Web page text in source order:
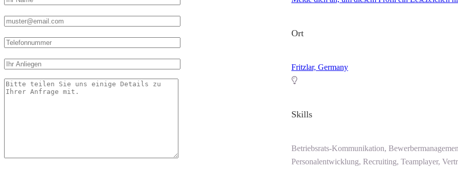
Ort
Fritzlar, Germany
Skills
Betriebsrats-Kommunikation,
Personalentwicklung, Recruiting, Teamplayer,